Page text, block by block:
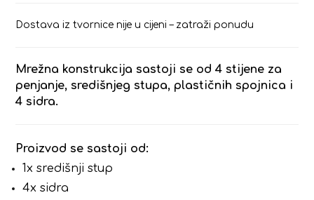
Dostava iz tvornice nije u cijeni – zatraži ponudu
Mrežna konstrukcija sastoji se od 4 stijene za
penjanje, središnjeg stupa, plastičnih spojnica i
4 sidra.
Proizvod se sastoji od:
1x središnji stup
4x sidra